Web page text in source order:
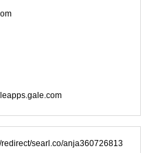
searl.co/anja360726813